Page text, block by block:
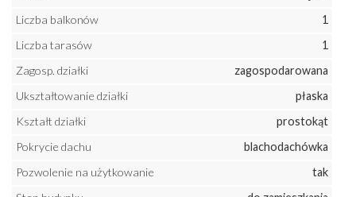
Liczba balkonów
1
Liczba tarasów
1
Zagosp. działki
zagospodarowana
Ukształtowanie działki
płaska
Kształt działki
prostokąt
Pokrycie dachu
blachodachówka
Pozwolenie na użytkowanie
tak